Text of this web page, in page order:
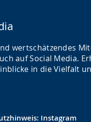
wertschätzendes
auf Social Media.
in die Vielfalt
Instagram